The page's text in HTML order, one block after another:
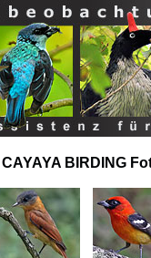
CAYAYA BIRDING